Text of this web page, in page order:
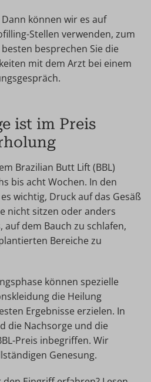
können wir es auf
Stellen verwenden, zum
besprechen Sie die
mit dem Arzt bei einem
ist im Preis
Brazilian Butt Lift (BBL)
bis acht Wochen. In den
wichtig, Druck auf das Gesäß
nicht sitzen oder anders
auf dem Bauch zu schlafen,
Bereiche zu
können spezielle
die Heilung
Ergebnisse erzielen. In
die Nachsorge und die
Preis inbegriffen. Wir
Genesung.